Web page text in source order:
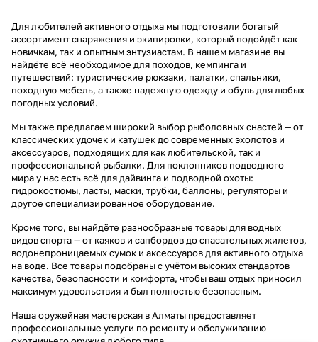
Для любителей активного отдыха мы подготовили богатый
ассортимент снаряжения и экипировки, который подойдёт как
новичкам, так и опытным энтузиастам. В нашем магазине вы
найдёте всё необходимое для походов, кемпинга и
путешествий: туристические рюкзаки, палатки, спальники,
походную мебель, а также надежную одежду и обувь для любых
погодных условий.
Мы также предлагаем широкий выбор рыболовных снастей — от
классических удочек и катушек до современных эхолотов и
аксессуаров, подходящих для как любительской, так и
профессиональной рыбалки. Для поклонников подводного
мира у нас есть всё для дайвинга и подводной охоты:
гидрокостюмы, ласты, маски, трубки, баллоны, регуляторы и
другое специализированное оборудование.
Кроме того, вы найдёте разнообразные товары для водных
видов спорта — от каяков и сапбордов до спасательных жилетов,
водонепроницаемых сумок и аксессуаров для активного отдыха
на воде. Все товары подобраны с учётом высоких стандартов
качества, безопасности и комфорта, чтобы ваш отдых приносил
максимум удовольствия и был полностью безопасным.
Наша оружейная мастерская в Алматы предоставляет
профессиональные услуги по ремонту и обслуживанию